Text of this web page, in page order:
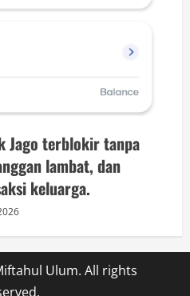
Jago terblokir tanpa
lambat, dan
keluarga.
Ulum. All rights